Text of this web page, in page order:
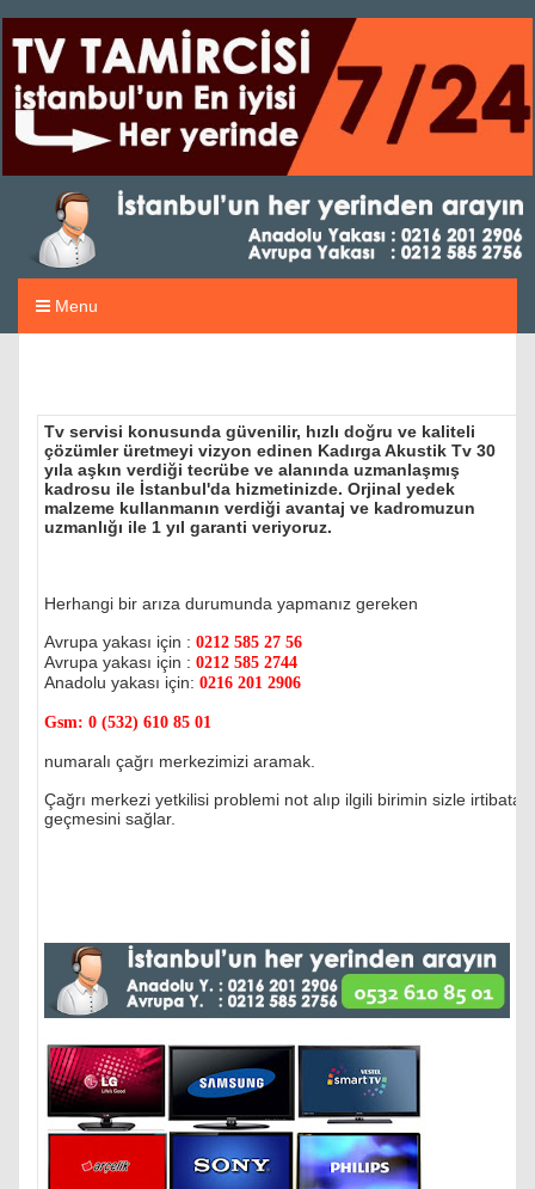
Menu
Tv servisi konusunda güvenilir, hızlı doğru ve kaliteli
çözümler üretmeyi vizyon edinen Kadırga Akustik Tv 30
yıla aşkın verdiği tecrübe ve alanında uzmanlaşmış
kadrosu ile İstanbul'da hizmetinizde. Orjinal yedek
malzeme kullanmanın verdiği avantaj ve kadromuzun
uzmanlığı ile 1 yıl garanti veriyoruz.
Herhangi bir arıza durumunda yapmanız gereken
Avrupa yakası için : 0212 585 27 56
Avrupa yakası için : 0212 585 2744
Anadolu yakası için: 0216 201 2906
Gsm: 0 (532) 610 85 01
numaralı çağrı merkezimizi aramak.
Çağrı merkezi yetkilisi problemi not alıp ilgili birimin sizle irtibata
geçmesini sağlar.